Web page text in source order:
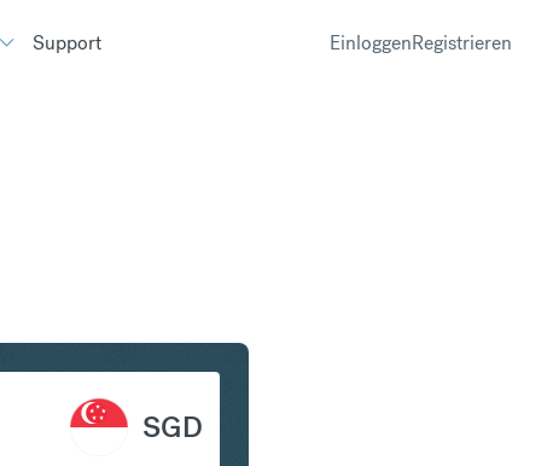
Support EinloggenRegistrieren
SGD